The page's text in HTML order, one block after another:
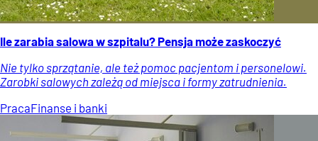
Ile zarabia salowa w szpitalu? Pensja może zaskoczyć
Nie tylko sprzątanie, ale też pomoc pacjentom i personelowi.
Zarobki salowych zależą od miejsca i formy zatrudnienia.
PracaFinanse i banki